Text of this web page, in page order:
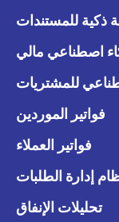
ذكية للمستندات
اصطناعي مالي
للمشتريات
فواتير الموردين
فواتير العملاء
إدارة الطلبات
تحليلات الإنفاق